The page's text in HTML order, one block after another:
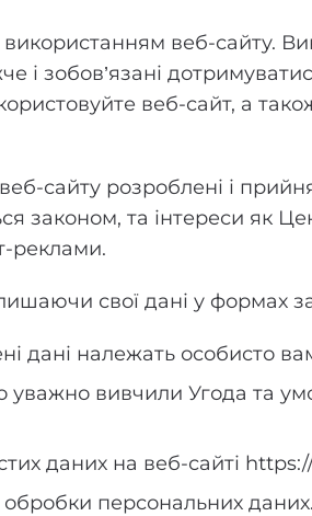
веб-сайту.
зобов’язані
веб-сайт, а
сайту розроблені і
законом, та інтереси як
реклами.
свої дані у формах
дані належать особисто
уважно вивчили Угода та
даних на веб-сайті
персональних даних.